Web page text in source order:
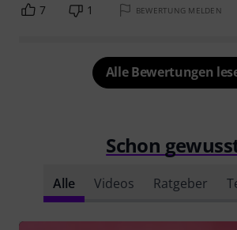
7 1 BEWERTUNG MELDEN
Alle Bewertungen
Schon
Alle Videos Ratgeber